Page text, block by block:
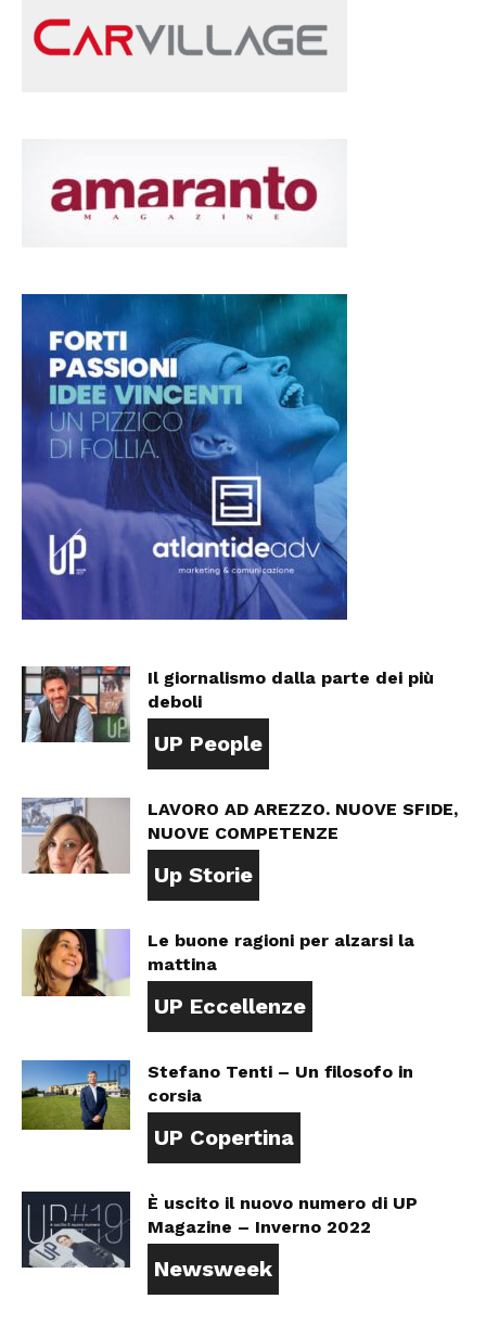
Il giornalismo dalla parte dei più
deboli
UP People
LAVORO AD AREZZO. NUOVE SFIDE,
NUOVE COMPETENZE
Up Storie
Le buone ragioni per alzarsi la
mattina
UP Eccellenze
Stefano Tenti – Un filosofo in
corsia
UP Copertina
È uscito il nuovo numero di UP
Magazine – Inverno 2022
Newsweek